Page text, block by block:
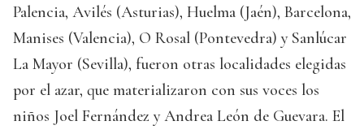
Palencia, Avilés (Asturias), Huelma (Jaén), Barcelona,
Manises (Valencia), O Rosal (Pontevedra) y Sanlúcar
La Mayor (Sevilla), fueron otras localidades elegidas
por el azar, que materializaron con sus voces los
niños Joel Fernández y Andrea León de Guevara. El